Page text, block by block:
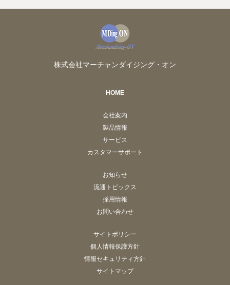
株式会社マーチャンダイジング・オン
HOME
会社案内
製品情報
サービス
カスタマーサポート
お知らせ
流通トピックス
採用情報
お問い合わせ
サイトポリシー
個人情報保護方針
情報セキュリティ方針
サイトマップ